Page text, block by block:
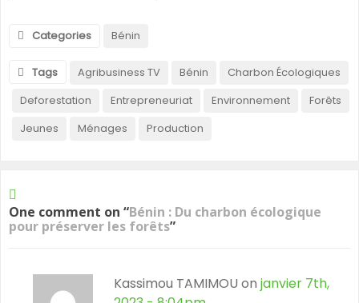
Categories Bénin
Tags Agribusiness TV Bénin
Charbon Écologiques
Deforestation
Entrepreneuriat Environnement
Forêts
Jeunes
Ménages Production
One comment on “Bénin : Du charbon écologique
pour préserver les forêts”
Kassimou TAMIMOU on janvier 7th,